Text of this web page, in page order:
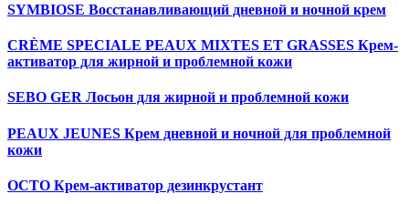
SYMBIOSE Восстанавливающий дневной и ночной крем
CRÈME SPECIALE PEAUX MIXTES ET GRASSES Крем-
активатор для жирной и проблемной кожи
SEBO GER Лосьон для жирной и проблемной кожи
PEAUX JEUNES Крем дневной и ночной для проблемной
кожи
OCTO Крем-активатор дезинкрустант